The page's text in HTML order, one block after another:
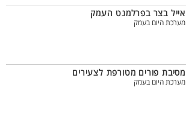
אייל בצר בפרלמנט העמק
מערכת היום בעמק
מסיבת פורים מטורפת לצעירים
מערכת היום בעמק